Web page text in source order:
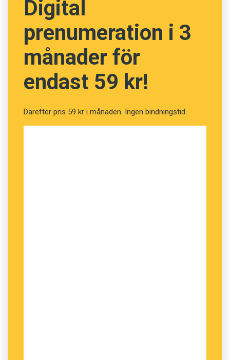
Digital
prenumeration i 3
månader för
endast 59 kr!
Därefter pris 59 kr i månaden. Ingen bindningstid.